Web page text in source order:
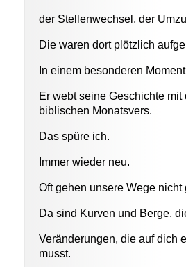
der Stellenwechsel, der
Die waren dort plötzlich
In einem besonderen
Er webt seine Geschichte
biblischen Monatsvers.
Das spüre ich.
Immer wieder neu.
Oft gehen unsere Wege nicht
Da sind Kurven und Berge,
Veränderungen, die auf dich
musst.